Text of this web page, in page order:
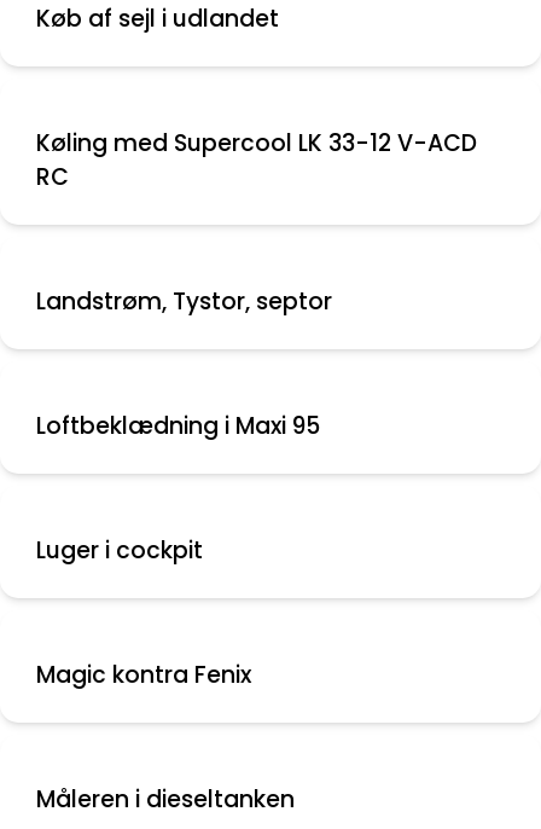
Køb af sejl i udlandet
Køling med Supercool LK 33-12 V-ACD
RC
Landstrøm, Tystor, septor
Loftbeklædning i Maxi 95
Luger i cockpit
Magic kontra Fenix
Måleren i dieseltanken